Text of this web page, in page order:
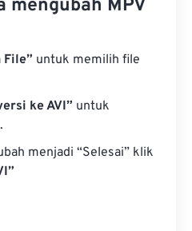
mengubah MPV
File” untuk memilih file
ke AVI” untuk
menjadi “Selesai” klik